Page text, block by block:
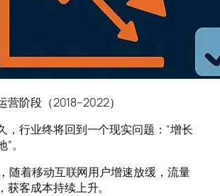
营阶段（2018–2022）
，行业终将回到一个现实问题：“增长
。
随着移动互联网用户增速放缓，流量
获客成本持续上升。